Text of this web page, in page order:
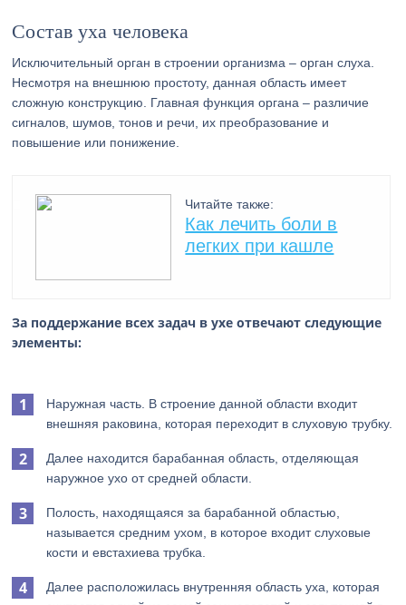
Состав уха человека
Исключительный орган в строении организма – орган слуха.
Несмотря на внешнюю простоту, данная область имеет
сложную конструкцию. Главная функция органа – различие
сигналов, шумов, тонов и речи, их преобразование и
повышение или понижение.
Читайте также:
Как лечить боли в
легких при кашле
За поддержание всех задач в ухе отвечают следующие
элементы:
Наружная часть. В строение данной области входит
внешняя раковина, которая переходит в слуховую трубку.
Далее находится барабанная область, отделяющая
наружное ухо от средней области.
Полость, находящаяся за барабанной областью,
называется средним ухом, в которое входит слуховые
кости и евстахиева трубка.
Далее расположилась внутренняя область уха, которая